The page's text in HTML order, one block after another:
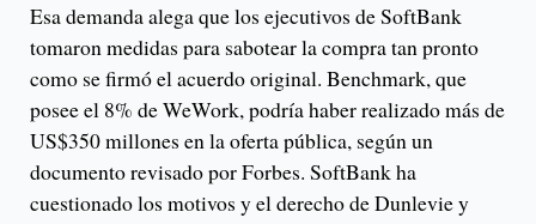
Esa demanda alega que los ejecutivos de SoftBank
tomaron medidas para sabotear la compra tan pronto
como se firmó el acuerdo original. Benchmark, que
posee el 8% de WeWork, podría haber realizado más de
US$350 millones en la oferta pública, según un
documento revisado por Forbes. SoftBank ha
cuestionado los motivos y el derecho de Dunlevie y